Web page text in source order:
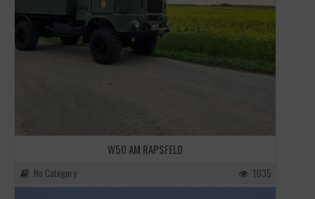
W50 AM RAPSFELD
No Category 1035